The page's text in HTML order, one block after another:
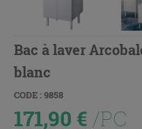
Bac à laver
blanc
CODE : 9858
171,90 € /PC